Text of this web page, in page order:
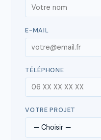
E-MAIL
TÉLÉPHONE
VOTRE PROJET